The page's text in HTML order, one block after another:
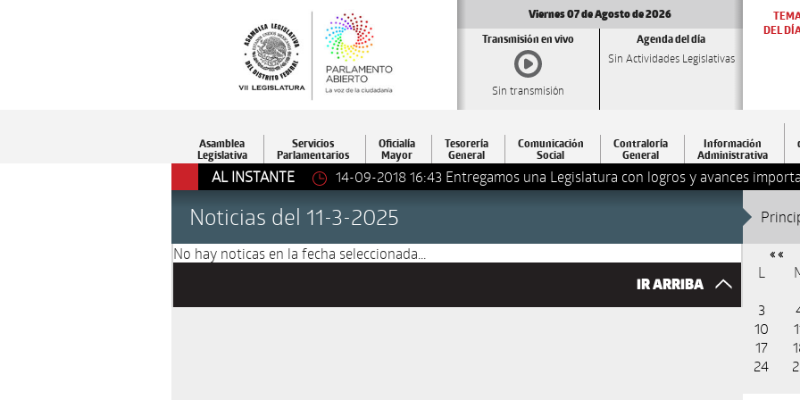
Viernes 07 de Agosto de 2026
Transmisión en vivo
Sin transmisión
Agenda del día
Sin Actividades Legislativas
DEL
Asamblea
Legislativa
Servicios
Parlamentarios
Oficialía
Mayor
Tesorería
General
Comunicación
Social
Contraloría
General
Información
Administrativa
AL INSTANTE 14-09-2018 16:43 Entregamos una Legislatura con logros y avances
Noticias del 11-3-2025
No hay noticas en la fecha seleccionada...
IR ARRIBA
« «
L
3
10
17
24